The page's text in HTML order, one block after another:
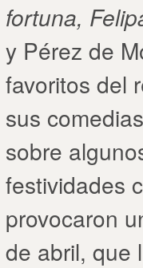
fortuna,
y Pérez de
favoritos del
sus
sobre
festividades
provocaron
de abril, que